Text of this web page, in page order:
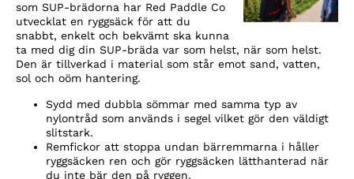
som SUP-brädorna har Red Paddle Co
utvecklat en ryggsäck för att du
snabbt, enkelt och bekvämt ska kunna
ta med dig din SUP-bräda var som helst, när som helst.
Den är tillverkad i material som står emot sand, vatten,
sol och oöm hantering.
Sydd med dubbla sömmar med samma typ av
nylontråd som används i segel vilket gör den väldigt
slitstark.
Remfickor att stoppa undan bärremmarna i håller
ryggsäcken ren och gör ryggsäcken lätthanterad när
du inte bär den på ryggen.